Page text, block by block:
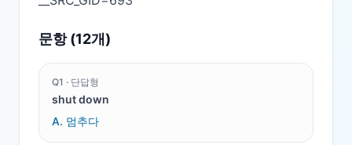
문항 (12개)
Q1 · 단답형
shut down
A. 멈추다